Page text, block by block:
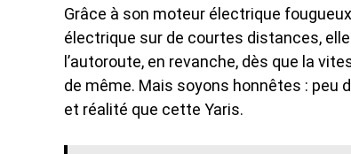
Grâce à son moteur électrique
électrique sur de courtes distances,
l’autoroute, en revanche, dès que la
de même. Mais soyons honnêtes :
et réalité que cette Yaris.